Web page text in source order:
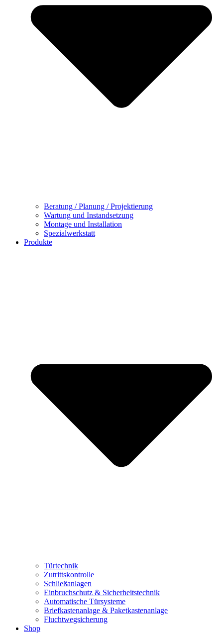
Beratung / Planung / Projektierung
Wartung und Instandsetzung
Montage und Installation
Spezialwerkstatt
Produkte
Türtechnik
Zutrittskontrolle
Schließanlagen
Einbruchschutz & Sicherheitstechnik
Automatische Türsysteme
Briefkastenanlage & Paketkastenanlage
Fluchtwegsicherung
Shop